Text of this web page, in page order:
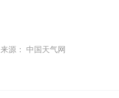
来源： 中国天气网